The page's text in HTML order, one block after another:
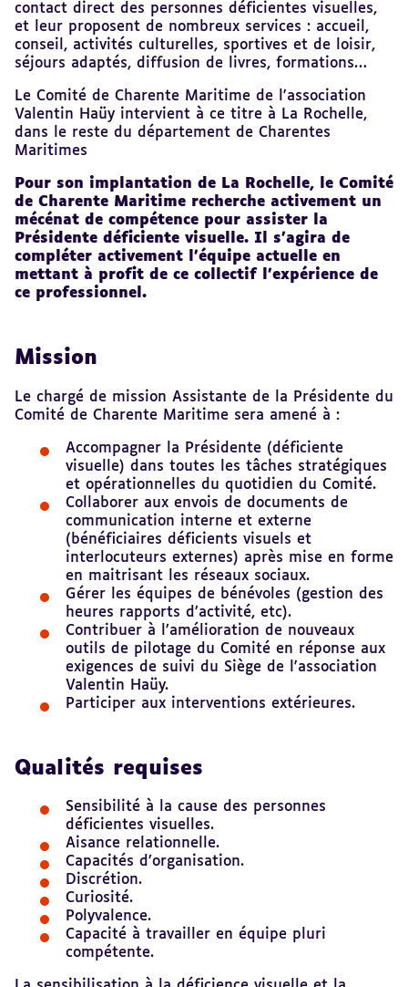
contact direct des personnes déficientes visuelles,
et leur proposent de nombreux services : accueil,
conseil, activités culturelles, sportives et de loisir,
séjours adaptés, diffusion de livres, formations…
Le Comité de Charente Maritime de l'association
Valentin Haüy intervient à ce titre à La Rochelle,
dans le reste du département de Charentes
Maritimes
Pour son implantation de La Rochelle, le Comité
de Charente Maritime recherche activement un
mécénat de compétence pour assister la
Présidente déficiente visuelle. Il s’agira de
compléter activement l’équipe actuelle en
mettant à profit de ce collectif l’expérience de
ce professionnel.
Mission
Le chargé de mission Assistante de la Présidente du
Comité de Charente Maritime sera amené à :
Accompagner la Présidente (déficiente
visuelle) dans toutes les tâches stratégiques
et opérationnelles du quotidien du Comité.
Collaborer aux envois de documents de
communication interne et externe
(bénéficiaires déficients visuels et
interlocuteurs externes) après mise en forme
en maitrisant les réseaux sociaux.
Gérer les équipes de bénévoles (gestion des
heures rapports d’activité, etc).
Contribuer à l’amélioration de nouveaux
outils de pilotage du Comité en réponse aux
exigences de suivi du Siège de l'association
Valentin Haüy.
Participer aux interventions extérieures.
Qualités requises
Sensibilité à la cause des personnes
déficientes visuelles.
Aisance relationnelle.
Capacités d’organisation.
Discrétion.
Curiosité.
Polyvalence.
Capacité à travailler en équipe pluri
compétente.